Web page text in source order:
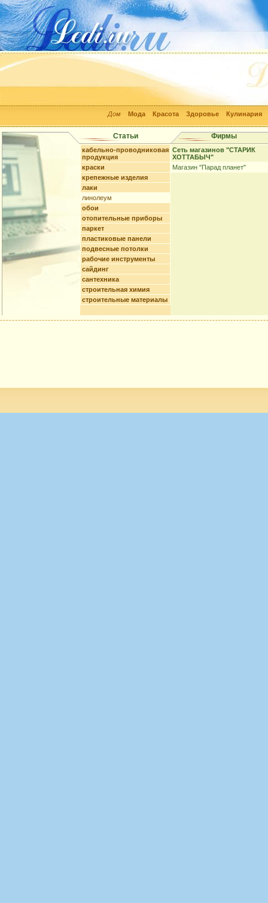
Дом Мода Красота Здоровье Кулинария
Статьи Фирмы
кабельно-проводниковая
продукция
краски
крепежные изделия
лаки
линолеум
обои
отопительные приборы
паркет
пластиковые панели
подвесные потолки
рабочие инструменты
сайдинг
сантехника
строительная химия
строительные материалы
Сеть магазинов "СТАРИК
ХОТТАБЫЧ"
Магазин "Парад планет"